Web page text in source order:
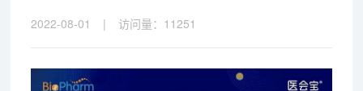
2022-08-01 | 访问量： 11251